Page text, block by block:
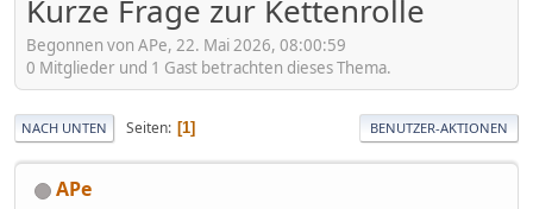
Kurze Frage zur Kettenrolle
Begonnen von APe, 22. Mai 2026, 08:00:59
0 Mitglieder und 1 Gast betrachten dieses Thema.
NACH UNTEN Seiten 1 BENUTZER-AKTIONEN
APe